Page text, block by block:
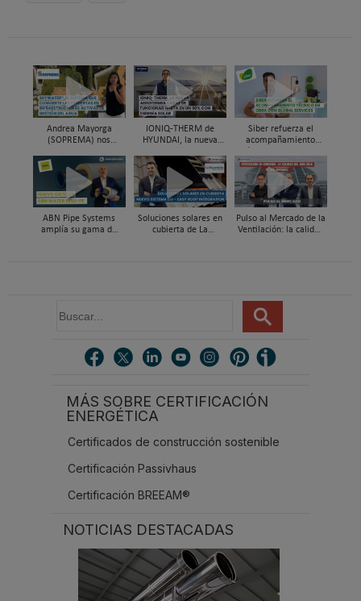
Andrea Mayorga
(SOPREMA) nos
cubierta azul-verde
IONIQ-THERM de
HYUNDAI, la nueva
funcionar hasta en un
98% con energía solar
Siber refuerza el
acompañamiento
soporte al instalador
con Global Services
ABN Pipe Systems
amplía su gama de
Soluciones solares en
cubierta de La
Pulso al Mercado de la
Ventilación: la calidad
u
MÁS SOBRE CERTIFICACIÓN
ENERGÉTICA
Certificados de construcción sostenible
Certificación Passivhaus
Certificación BREEAM®
NOTICIAS DESTACADAS